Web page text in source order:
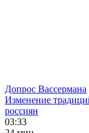
Допрос Вассермана
Изменение
россиян
03:33